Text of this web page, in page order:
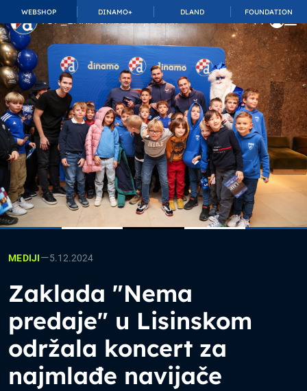
WEBSHOP DINAMO+ DLAND FOUNDATION
TOP_BAR.MembershipSuffix
MEDIJI—5.12.2024
Zaklada "Nema
predaje" u Lisinskom
održala koncert za
najmlađe navijače